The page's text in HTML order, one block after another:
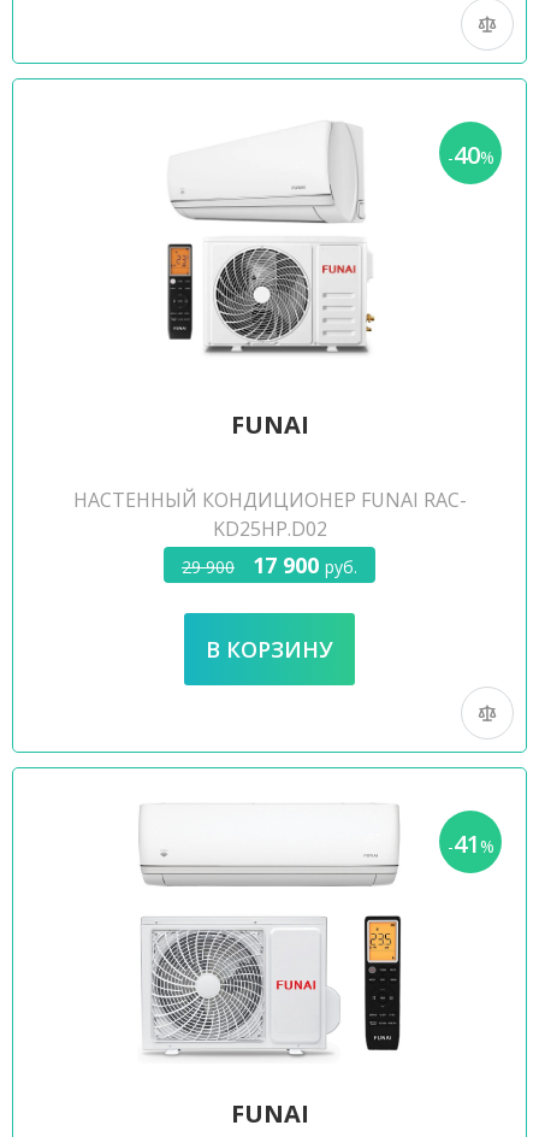
-40%
FUNAI
НАСТЕННЫЙ КОНДИЦИОНЕР FUNAI RAC-
KD25HP.D02
29 900 17 900 руб.
-41%
FUNAI